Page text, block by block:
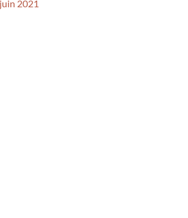
2021